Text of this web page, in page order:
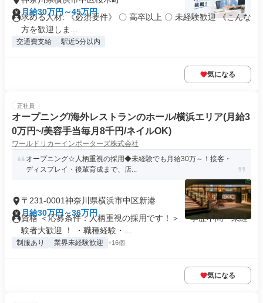
月給30万円～45万円
求める人材: 《必須要件》 〇 高卒以上 〇 未経験歓迎 《こんな
方を歓迎しま...
交通費支給 駅近5分以内
気になる
正社員
オープニング/海外レストランのホール/横浜エリア(月給3
0万円~/美容手当毎月8千円/ネイルOK)
ワールドリカーインポーターズ株式会社
オープニング☆人柄重視の採用◆未経験でも月給30万～！接客・
ディスプレイ・後輩育成まで、店...
〒231-0001神奈川県横浜市中区新港
月給30万円～36万円
資格 ＜応募条件：人柄重視の採用です！＞ ・学歴不問・未経
験者大歓迎 ！ ・職種経験・...
制服あり 業界未経験歓迎 +16個
気になる